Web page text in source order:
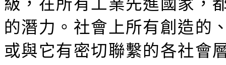
級，在所有工業先進國家，
的潛力。社會上所有創造的
或與它有密切聯繫的各社會